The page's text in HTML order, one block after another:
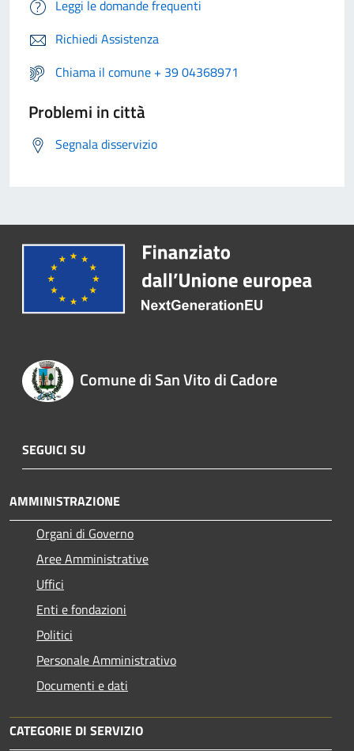
Leggi le domande frequenti
Richiedi Assistenza
Chiama il comune + 39 04368971
Problemi in città
Segnala disservizio
Comune di San Vito di Cadore
SEGUICI SU
AMMINISTRAZIONE
Organi di Governo
Aree Amministrative
Uffici
Enti e fondazioni
Politici
Personale Amministrativo
Documenti e dati
CATEGORIE DI SERVIZIO